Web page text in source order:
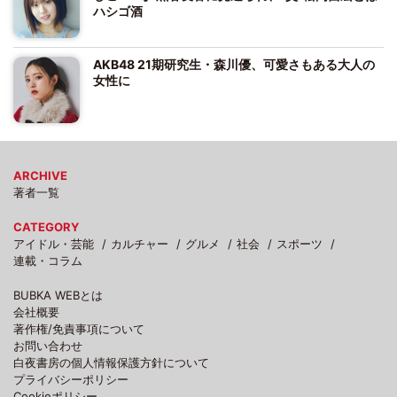
ハシゴ酒
AKB48 21期研究生・森川優、可愛さもある大人の
女性に
ARCHIVE
著者一覧
CATEGORY
アイドル・芸能
カルチャー グルメ 社会
スポーツ
連載・コラム
BUBKA WEBとは
会社概要
著作権/免責事項について
お問い合わせ
白夜書房の個人情報保護方針について
プライバシーポリシー